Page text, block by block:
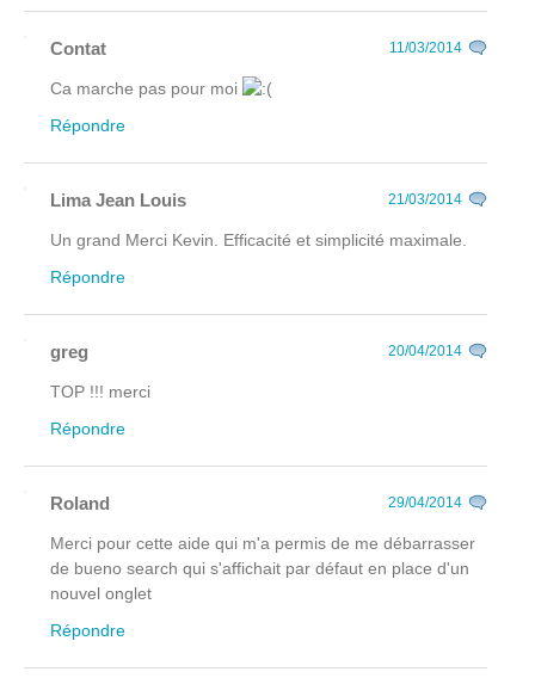
Contat 11/03/2014
Ca marche pas pour moi
Répondre
Lima Jean Louis 21/03/2014
Un grand Merci Kevin. Efficacité et simplicité maximale.
Répondre
greg 20/04/2014
TOP !!! merci
Répondre
Roland 29/04/2014
Merci pour cette aide qui m'a permis de me débarrasser
de bueno search qui s'affichait par défaut en place d'un
nouvel onglet
Répondre